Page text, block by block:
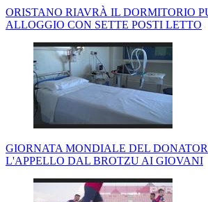
ORISTANO RIAVRÀ IL DORMITORIO
ALLOGGIO CON SETTE POSTI LETTO
GIORNATA MONDIALE DEL
L'APPELLO DAL BROTZU AI GIOVANI